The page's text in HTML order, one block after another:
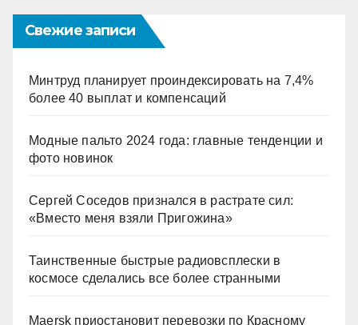
Свежие записи
Минтруд планирует проиндексировать на 7,4%
более 40 выплат и компенсаций
Модные пальто 2024 года: главные тенденции и
фото новинок
Сергей Соседов признался в растрате сил:
«Вместо меня взяли Пригожина»
Таинственные быстрые радиовсплески в
космосе сделались все более странными
Maersk приостановит перевозки по Красному